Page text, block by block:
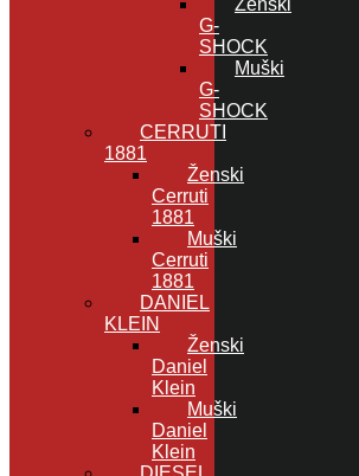
G-
SHOCK
Muški
G-
SHOCK
CERRUTI
1881
Ženski
Cerruti
1881
Muški
Cerruti
1881
DANIEL
KLEIN
Ženski
Daniel
Klein
Muški
Daniel
Klein